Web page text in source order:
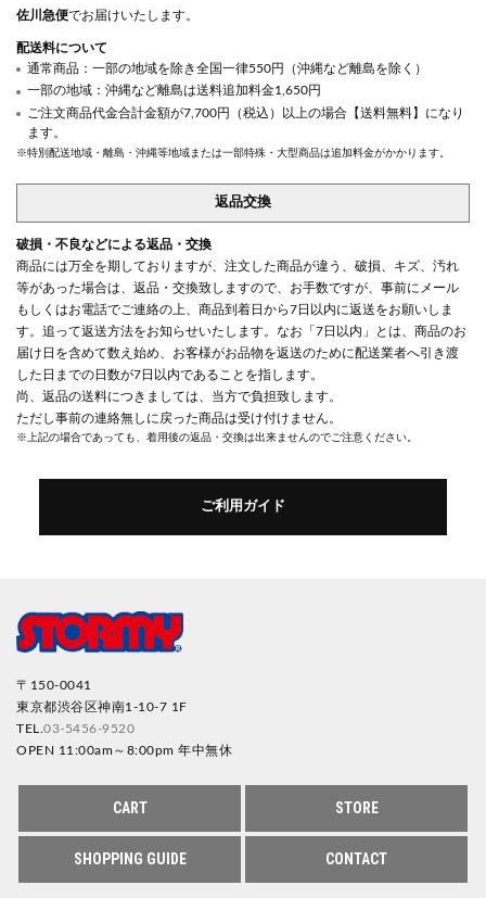
佐川急便でお届けいたします。
配送料について
通常商品：一部の地域を除き全国一律550円（沖縄など離島を除く）
一部の地域：沖縄など離島は送料追加料金1,650円
ご注文商品代金合計金額が7,700円（税込）以上の場合【送料無料】になり
ます。
※特別配送地域・離島・沖縄等地域または一部特殊・大型商品は追加料金がかかります。
返品交換
破損・不良などによる返品・交換
商品には万全を期しておりますが、注文した商品が違う、破損、キズ、汚れ
等があった場合は、返品・交換致しますので、お手数ですが、事前にメール
もしくはお電話でご連絡の上、商品到着日から7日以内に返送をお願いしま
す。追って返送方法をお知らせいたします。なお「7日以内」とは、商品のお
届け日を含めて数え始め、お客様がお品物を返送のために配送業者へ引き渡
した日までの日数が7日以内であることを指します。
尚、返品の送料につきましては、当方で負担致します。
ただし事前の連絡無しに戻った商品は受け付けません。
※上記の場合であっても、着用後の返品・交換は出来ませんのでご注意ください。
ご利用ガイド
〒150-0041
東京都渋谷区神南1-10-7 1F
TEL. 03-5456-9520
OPEN 11:00am～8:00pm 年中無休
CART STORE
SHOPPING GUIDE CONTACT